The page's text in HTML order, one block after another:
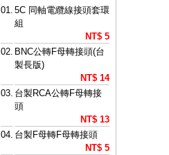
01. 5C 同軸電纜線接頭套環
組
NT$ 5
02. BNC公轉F母轉接頭(台
製長版)
NT$ 14
03. 台製RCA公轉F母轉接
頭
NT$ 13
04. 台製F母轉F母轉接頭
NT$ 5